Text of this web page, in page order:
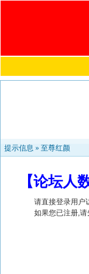
提示信息 » 至尊红颜
【论坛
请直接登录用户
如果您已注册,